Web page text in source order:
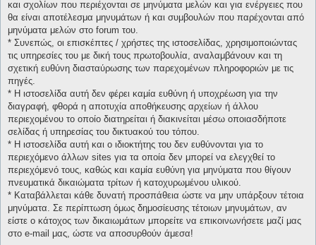
και σχολίων που περιέχονται σε μηνύματα μελών και για ενέργειες που
θα είναι αποτέλεσμα μηνυμάτων ή και συμβουλών που παρέχονται από
μηνύματα μελών στο forum του.
* Συνεπώς, οι επισκέπτες / χρήστες της ιστοσελίδας, χρησιμοποιώντας
τις υπηρεσίες του με δική τους πρωτοβουλία, αναλαμβάνουν και τη
σχετική ευθύνη διασταύρωσης των παρεχομένων πληροφοριών με τις
πηγές.
* H ιστοσελίδα αυτή δεν φέρει καμία ευθύνη ή υποχρέωση για την
διαγραφή, φθορά η αποτυχία αποθήκευσης αρχείων ή άλλου
περιεχομένου το οποίο διατηρείται ή διακινείται μέσω οποιασδήποτε
σελίδας ή υπηρεσίας του δικτυακού του τόπου.
* H ιστοσελίδα αυτή και ο ιδιοκτήτης του δεν ευθύνονται για το
περιεχόμενο άλλων sites για τα οποία δεν μπορεί να ελεγχθεί το
περιεχόμενό τους, καθώς και καμία ευθύνη για μηνύματα που θίγουν
πνευματικά δικαιώματα τρίτων ή κατοχυρωμένου υλικού.
* Καταβάλλεται κάθε δυνατή προσπάθεια ώστε να μην υπάρξουν τέτοια
μηνύματα. Σε περίπτωση όμως δημοσίευσης τέτοιων μηνυμάτων, αν
είστε ο κάτοχος των δικαιωμάτων μπορείτε να επικοινωνήσετε μαζί μας
στο e-mail μας, ώστε να αποσυρθούν άμεσα!